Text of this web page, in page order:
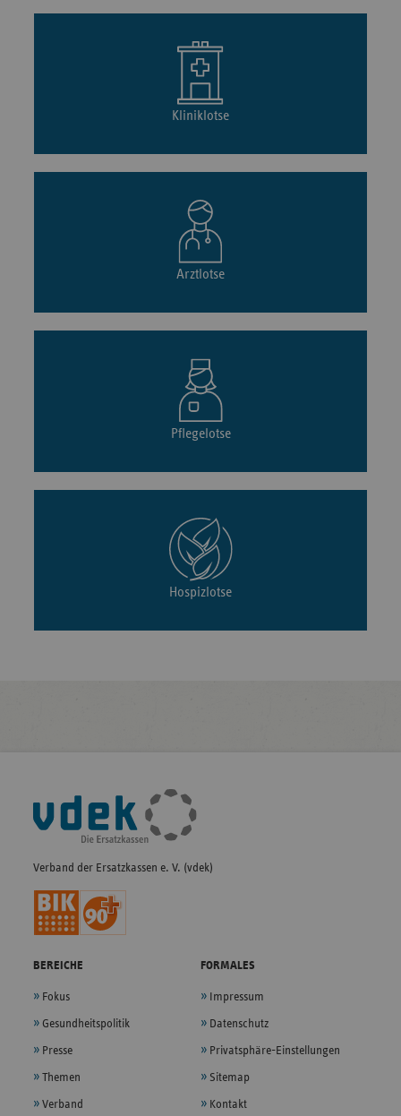
Kliniklotse
Arztlotse
Pflegelotse
Hospizlotse
Fußleisten-
Navigation
Verband der Ersatzkassen e. V. (vdek)
BEREICHE
Fokus
Gesundheitspolitik
Presse
Themen
Verband
FORMALES
Impressum
Datenschutz
Privatsphäre-Einstellungen
Sitemap
Kontakt